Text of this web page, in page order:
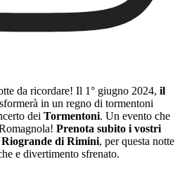
da ricordare! Il 1° giugno 2024, il
in un regno di tormentoni
dei Tormentoni. Un evento che
Prenota subito i vostri
di Rimini, per questa notte
e divertimento sfrenato.